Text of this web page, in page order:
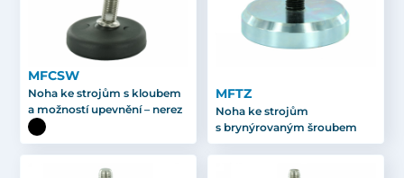
MFCSW
Noha ke strojům s kloubem
a možností upevnění – nerez
MFTZ
Noha ke strojům
s brynýrovaným šroubem